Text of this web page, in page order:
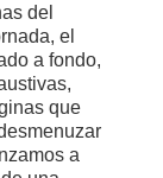
del
el
a fondo,
que
a